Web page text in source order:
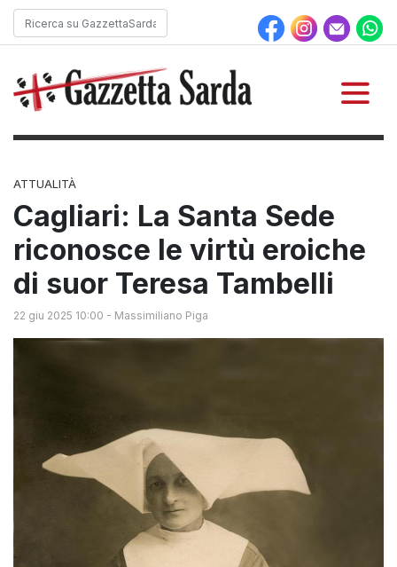
ATTUALITÀ
Cagliari: La Santa Sede
riconosce le virtù eroiche
di suor Teresa Tambelli
22 giu 2025 10:00 - Massimiliano Piga